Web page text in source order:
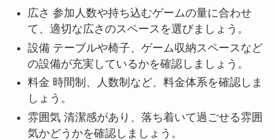
広さ 参加人数や持ち込むゲームの量に合わせ
て、適切な広さのスペースを選びましょう。
設備 テーブルや椅子、ゲーム収納スペースなど
の設備が充実しているかを確認しましょう。
料金 時間制、人数制など、料金体系を確認しま
しょう。
雰囲気 清潔感があり、落ち着いて過ごせる雰囲
気かどうかを確認しましょう。